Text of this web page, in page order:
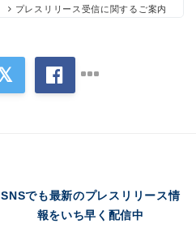
プレスリリース受信に関するご案内
SNSでも最新のプレスリリース情
報をいち早く配信中